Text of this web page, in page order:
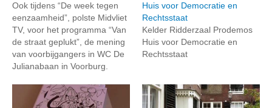
Ook tijdens “De week tegen
eenzaamheid”, polste Midvliet
TV, voor het programma “Van
de straat geplukt”, de mening
van voorbijgangers in WC De
Julianabaan in Voorburg.
Huis voor Democratie en
Rechtsstaat
Kelder Ridderzaal Prodemos
Huis voor Democratie en
Rechtsstaat